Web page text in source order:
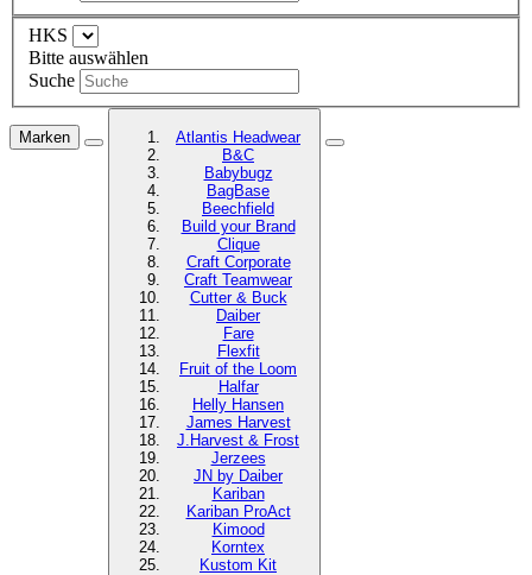
HKS
Bitte auswählen
Suche
Marken
Atlantis Headwear
B&C
Babybugz
BagBase
Beechfield
Build your Brand
Clique
Craft Corporate
Craft Teamwear
Cutter & Buck
Daiber
Fare
Flexfit
Fruit of the Loom
Halfar
Helly Hansen
James Harvest
J.Harvest & Frost
Jerzees
JN by Daiber
Kariban
Kariban ProAct
Kimood
Korntex
Kustom Kit